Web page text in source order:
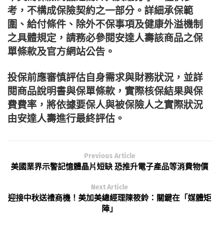
考，不構成保險契約之一部分。詳細承保範
圍、給付條件、除外不保事項及健康外溢機制
之具體規定，請務必參閱安達人壽該商品之保
單條款及官方網站公告。
投保前應審慎評估自身需求與財務狀況，並詳
閱商品說明書與保單條款，實際核保結果與保
費費率，將依據要保人與被保險人之實際狀況
由安達人壽進行最終評估。
Previous Article
美國業界示警記憶體晶片短缺 恐推升電子產品等消費物價
Next Article
迎接中秋送禮商機！美加美總經理陳筱鈴：關鍵在「媒體矩
陣」